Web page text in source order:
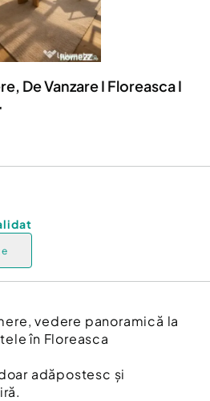
profesionale
De Vanzare I Floreasca I
vedere panoramică la
în Floreasca
adăpostesc și